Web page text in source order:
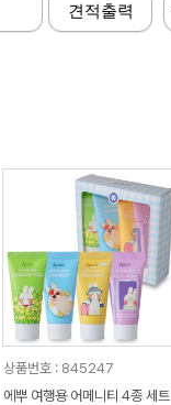
견적출력
상품번호 : 845247
에뿌 여행용 어메니티 4종 세트